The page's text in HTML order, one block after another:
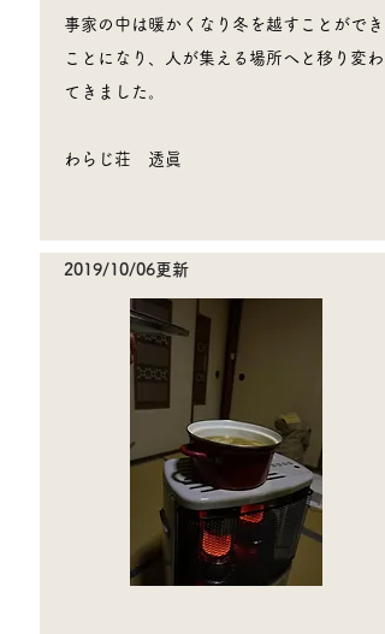
事家の中は暖かくなり冬を越すことができ
ことになり、人が集える場所へと移り変わ
てきました​。
​わらじ荘 透眞
2019/10/06更新